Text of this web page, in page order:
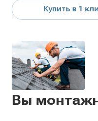
Купить в 1
Вы